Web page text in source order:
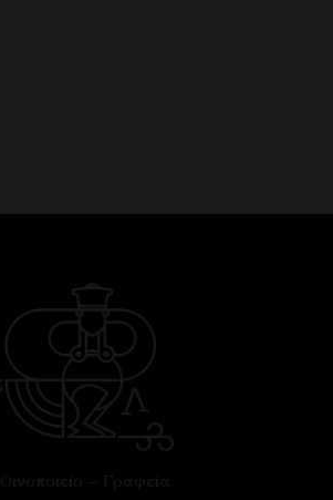
Οινοποιείο – Γραφεία